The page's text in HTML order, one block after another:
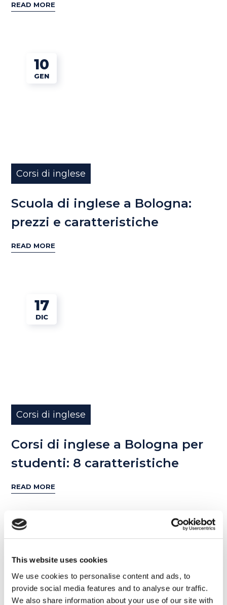
This website uses cookies
We use cookies to personalise content and ads, to
provide social media features and to analyse our traffic.
We also share information about your use of our site with
READ MORE
10
GEN
Corsi di inglese
Scuola di inglese a Bologna:
prezzi e caratteristiche
READ MORE
17
DIC
Corsi di inglese
Corsi di inglese a Bologna per
studenti: 8 caratteristiche
READ MORE
Articoli recenti
Come imparare le parti del corpo in